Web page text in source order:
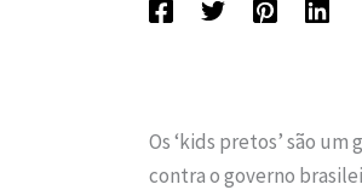
Os ‘kids pretos’ são
contra o governo